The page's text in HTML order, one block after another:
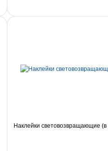
Наклейки световозвращающие (в